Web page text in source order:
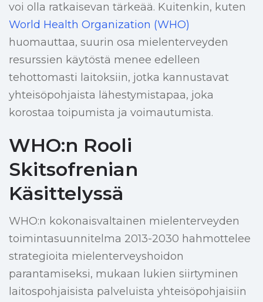
voi olla ratkaisevan tärkeää. Kuitenkin, kuten
World Health Organization (WHO)
huomauttaa, suurin osa mielenterveyden
resurssien käytöstä menee edelleen
tehottomasti laitoksiin, jotka kannustavat
yhteisöpohjaista lähestymistapaa, joka
korostaa toipumista ja voimautumista.
WHO:n Rooli
Skitsofrenian
Käsittelyssä
WHO:n kokonaisvaltainen mielenterveyden
toimintasuunnitelma 2013-2030 hahmottelee
strategioita mielenterveyshoidon
parantamiseksi, mukaan lukien siirtyminen
laitospohjaisista palveluista yhteisöpohjaisiin